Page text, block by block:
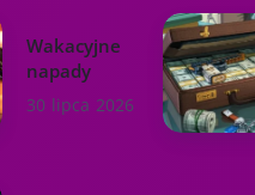
Wakacyjne
napady
30 lipca 2026